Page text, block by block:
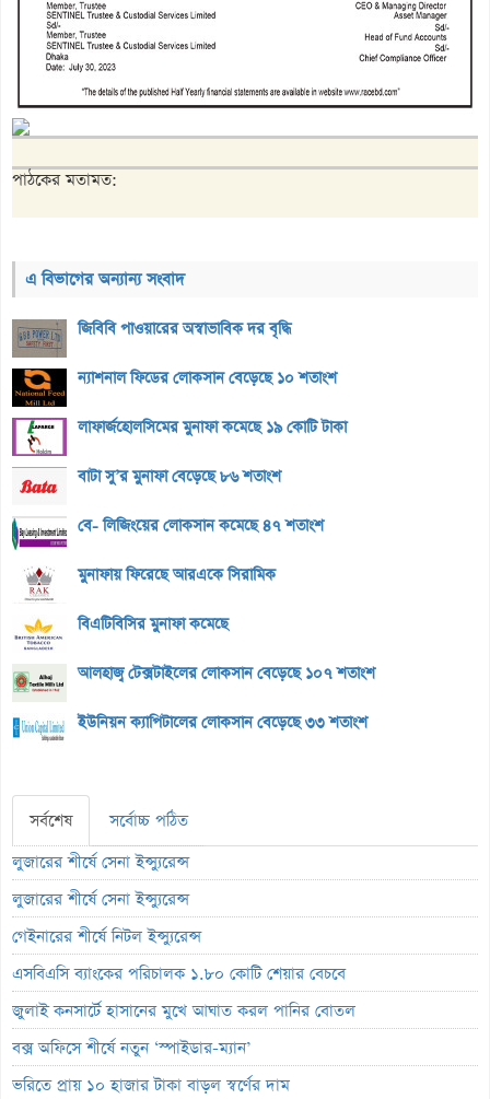
পাঠকের মতামত:
এ বিভাগের অন্যান্য সংবাদ
জিবিবি পাওয়ারের অস্বাভাবিক দর বৃদ্ধি
ন্যাশনাল ফিডের লোকসান বেড়েছে ১০ শতাংশ
লাফার্জহোলসিমের মুনাফা কমেছে ১৯ কোটি টাকা
বাটা সু’র মুনাফা বেড়েছে ৮৬ শতাংশ
বে- লিজিংয়ের লোকসান কমেছে ৪৭ শতাংশ
মুনাফায় ফিরেছে আরএকে সিরামিক
বিএটিবিসির মুনাফা কমেছে
আলহাজ্ব টেক্সটাইলের লোকসান বেড়েছে ১০৭ শতাংশ
ইউনিয়ন ক্যাপিটালের লোকসান বেড়েছে ৩৩ শতাংশ
সর্বশেষ
সর্বোচ্চ পঠিত
লুজারের শীর্ষে সেনা ইন্স্যুরেন্স
লুজারের শীর্ষে সেনা ইন্স্যুরেন্স
গেইনারের শীর্ষে নিটল ইন্স্যুরেন্স
এসবিএসি ব্যাংকের পরিচালক ১.৮০ কোটি শেয়ার বেচবে
জুলাই কনসার্টে হাসানের মুখে আঘাত করল পানির বোতল
বক্স অফিসে শীর্ষে নতুন ‘স্পাইডার-ম্যান’
ভরিতে প্রায় ১০ হাজার টাকা বাড়ল স্বর্ণের দাম